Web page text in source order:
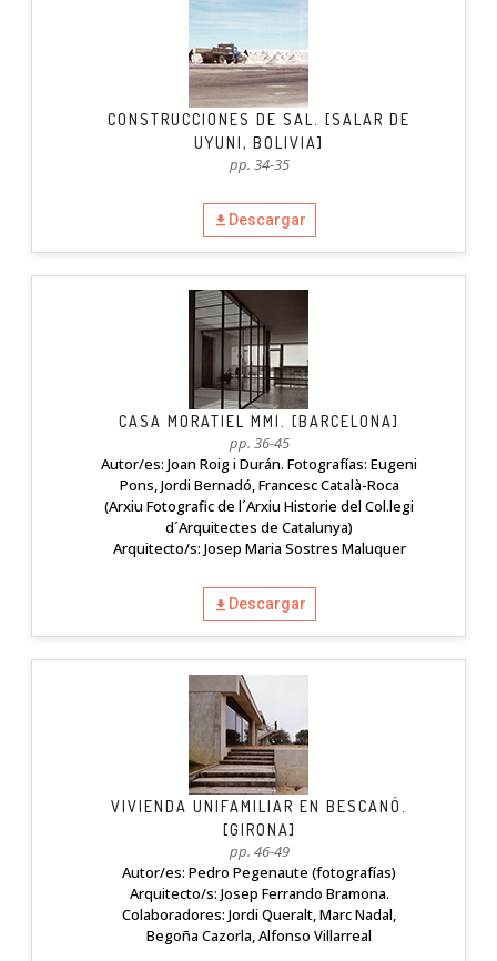
CONSTRUCCIONES DE SAL. [SALAR DE
UYUNI, BOLIVIA]
pp. 34-35
Descargar
CASA MORATIEL MMI. [BARCELONA]
pp. 36-45
Autor/es: Joan Roig i Durán. Fotografías: Eugeni
Pons, Jordi Bernadó, Francesc Català-Roca
(Arxiu Fotografic de l´Arxiu Historie del Col.legi
d´Arquitectes de Catalunya)
Arquitecto/s: Josep Maria Sostres Maluquer
Descargar
VIVIENDA UNIFAMILIAR EN BESCANÓ.
[GIRONA]
pp. 46-49
Autor/es: Pedro Pegenaute (fotografías)
Arquitecto/s: Josep Ferrando Bramona.
Colaboradores: Jordi Queralt, Marc Nadal,
Begoña Cazorla, Alfonso Villarreal